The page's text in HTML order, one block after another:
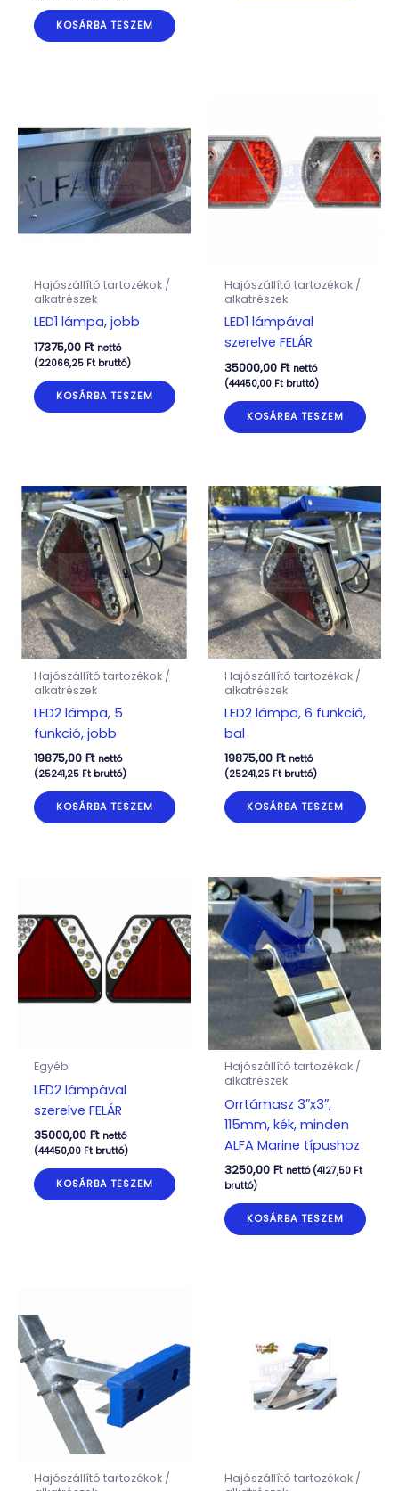
KOSÁRBA TESZEM
Hajószállító tartozékok /
alkatrészek
LED1 lámpa, jobb
17375,00 Ft nettó
(22066,25 Ftbruttó)
KOSÁRBA TESZEM
Hajószállító tartozékok /
alkatrészek
LED1 lámpával
szerelve FELÁR
35000,00 Ft nettó
(44450,00 Ftbruttó)
KOSÁRBA TESZEM
Hajószállító tartozékok /
alkatrészek
LED2 lámpa, 5
funkció, jobb
19875,00 Ft nettó
(25241,25 Ftbruttó)
KOSÁRBA TESZEM
Hajószállító tartozékok /
alkatrészek
LED2 lámpa, 6 funkció,
bal
19875,00 Ft nettó
(25241,25 Ftbruttó)
KOSÁRBA TESZEM
Egyéb
LED2 lámpával
szerelve FELÁR
35000,00 Ft nettó
(44450,00 Ftbruttó)
KOSÁRBA TESZEM
Hajószállító tartozékok /
alkatrészek
Orrtámasz 3″x3″,
115mm, kék, minden
ALFA Marine típushoz
3250,00 Ft nettó (4127,50 Ft
bruttó)
KOSÁRBA TESZEM
Hajószállító tartozékok /
Hajószállító tartozékok /